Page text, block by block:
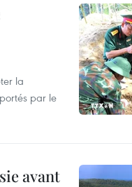
la
par le
avant